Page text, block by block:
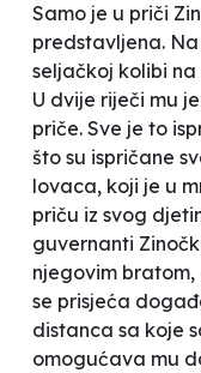
Samo je u priči
predstavljena.
seljačkoj kolibi
U dvije riječi mu
priče. Sve je to
što su ispričane
lovaca, koji je u
priču iz svog
guvernanti
njegovim
se prisjeća
distanca sa koje
omogućava mu